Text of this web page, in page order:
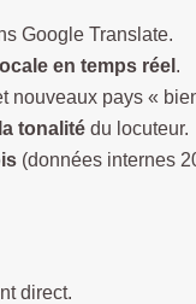
Google Translate.
en temps réel .
nouveaux pays «
tonalité du locuteur.
(données internes
direct.